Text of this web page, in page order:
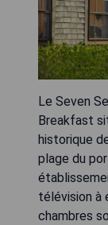
Le Seven
Breakfast
historique
plage du
télévision à
chambres